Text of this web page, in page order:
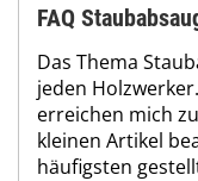
FAQ
Das Thema
jeden
erreichen mich
kleinen Artikel
häufigsten